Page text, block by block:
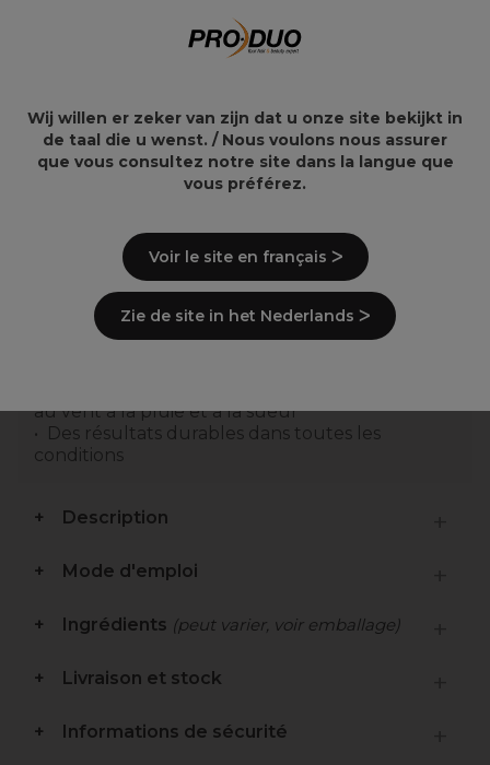
cosmétiques lot de 3
100pcs
Fibres à base de coton
Se fondent naturellement dans les cheveux
Comblent instantanément les zones
clairsemées
Dissimulent la perte de cheveux
au vent à la pluie et à la sueur
Des résultats durables dans toutes les
conditions
Description
Mode d'emploi
Ingrédients (peut varier, voir emballage)
Livraison et stock
Informations de sécurité
Wij willen er zeker van zijn dat u onze site bekijkt in
de taal die u wenst. / Nous voulons nous assurer
que vous consultez notre site dans la langue que
vous préférez.
Voir le site en français ᐳ
Zie de site in het Nederlands ᐳ